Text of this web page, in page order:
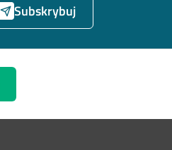
Subskrybuj